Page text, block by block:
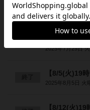
終了 【7/22(火)19
2025年7月22日 火
【7/29(火)19
2025年7月29日
【8/5(火)19
2025年8月5日 火
【8/12(火